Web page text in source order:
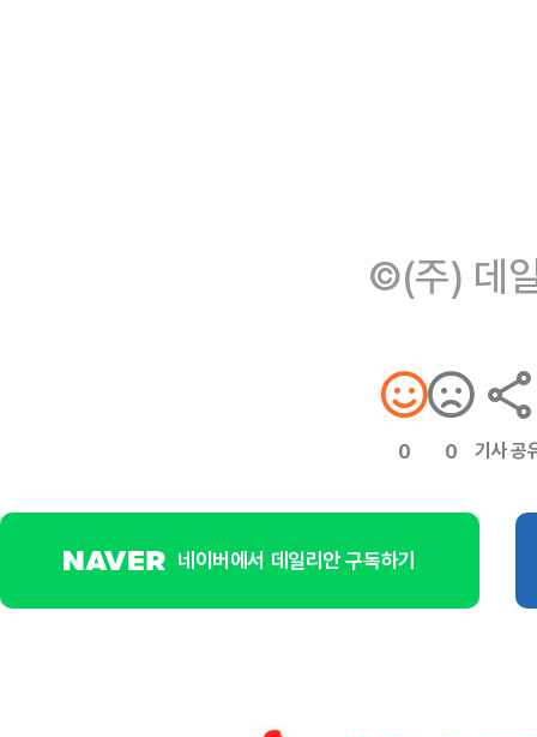
©(주) 데
0 0 기사 공
네이버에서 데일리안 구독하기